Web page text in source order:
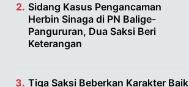
Sidang Kasus Pengancaman
Herbin Sinaga di PN Balige-
Pangururan, Dua Saksi Beri
Keterangan
Tiga Saksi Beberkan Karakter Baik